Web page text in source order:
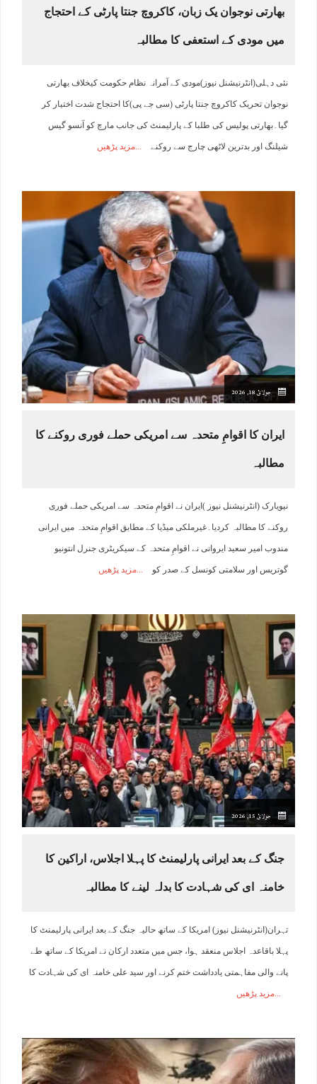
بھارتی نوجوان یک زبان، کاکروچ جنتا پارٹی کے احتجاج
میں مودی کے استعفی کا مطالبہ
نئی دہلی(انٹرنیشنل نیوز)مودی کے آمرانہ نظام حکومت کیخلاف بھارتی
نوجوان تحریک کاکروچ جنتا پارٹی (سی جے پی)کا احتجاج شدت اختیار کر
گیا۔بھارتی پولیس کی طلبا کے پارلیمنٹ کی جانب مارچ کو آنسو گیس
شیلنگ اور بدترین لاٹھی چارج سے روکنے مزید پڑھیں
جولائ 18, 2026
ایران کا اقوامِ متحدہ سے امریکی حملے فوری روکنے کا
مطالبہ
نیویارک (انٹرنیشنل نیوز )ایران نے اقوامِ متحدہ سے امریکی حملے فوری
روکنے کا مطالبہ کردیا۔غیرملکی میڈیا کے مطابق اقوامِ متحدہ میں ایرانی
مندوب امیر سعید ایروانی نے اقوامِ متحدہ کے سیکریٹری جنرل انتونیو
گوتریس اور سلامتی کونسل کے صدر کو مزید پڑھیں
جولائ 15, 2026
جنگ کے بعد ایرانی پارلیمنٹ کا پہلا اجلاس، اراکین کا
خامنہ ای کی شہادت کا بدلہ لینے کا مطالبہ
تہران(انٹرنیشنل نیوز) امریکا کے ساتھ حالیہ جنگ کے بعد ایرانی پارلیمنٹ کا
پہلا باقاعدہ اجلاس منعقد ہوا، جس میں متعدد ارکان نے امریکا کے ساتھ طے
پانے والی مفاہمتی یادداشت ختم کرنے اور سید علی خامنہ ای کی شہادت کا
مزید پڑھیں